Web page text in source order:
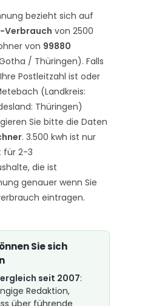
bezieht sich auf
Verbrauch von 2500
von 99880
/ Thüringen). Falls
Postleitzahl ist oder
(Landkreis:
Thüringen)
Sie bitte die Daten
. 3.500 kwh ist nur
für 2-3
die ist
genauer wenn Sie
eintragen.
Sie sich
seit 2007:
Redaktion,
über führende